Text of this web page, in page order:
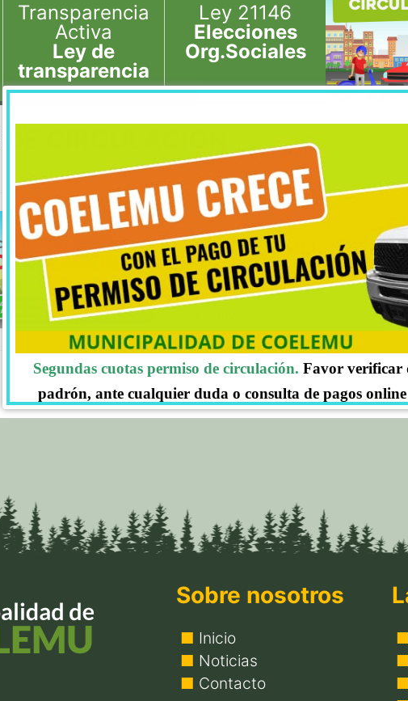
Transparencia
Activa
Ley de
transparencia
Ley 21146
Elecciones
Org.Sociales
CIRCULACION
JUEVES 07, MARZO, 2019 INFORMATIVO
PAGOS DE PERMISOS
Municipalidad de Coelemu y
Circulación 2019. Desde el 11 de
Sobre nosotros
Inicio
Noticias
Contacto
Segundas cuotas permiso de circulación. Favor verificar
padrón, ante cualquier duda o consulta de pagos
correo